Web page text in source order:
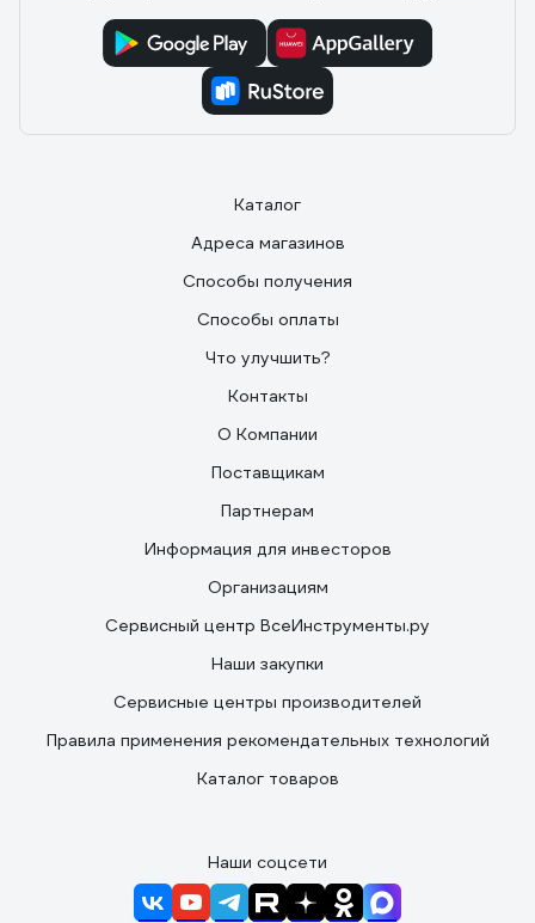
Каталог
Адреса магазинов
Способы получения
Способы оплаты
Что улучшить?
Контакты
О Компании
Поставщикам
Партнерам
Информация для инвесторов
Организациям
Сервисный центр ВсеИнструменты.ру
Наши закупки
Сервисные центры производителей
Правила применения рекомендательных технологий
Каталог товаров
Наши соцсети